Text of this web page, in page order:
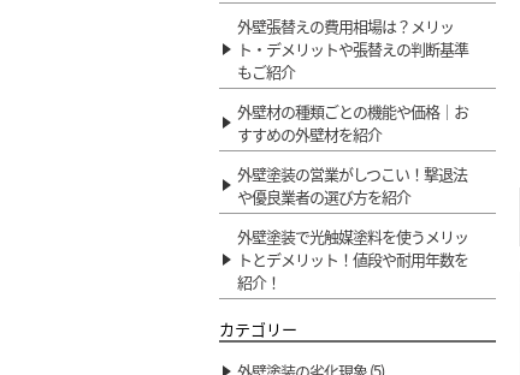
外壁張替えの費用相場は？メリッ
ト・デメリットや張替えの判断基準
もご紹介
外壁材の種類ごとの機能や価格｜お
すすめの外壁材を紹介
外壁塗装の営業がしつこい！撃退法
や優良業者の選び方を紹介
外壁塗装で光触媒塗料を使うメリッ
トとデメリット！値段や耐用年数を
紹介！
カテゴリー